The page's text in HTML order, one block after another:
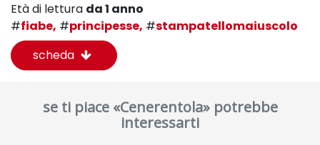
Età di lettura da 1 anno
#fiabe, #principesse, #stampatellomaiuscolo
scheda
se ti piace «Cenerentola» potrebbe
interessarti